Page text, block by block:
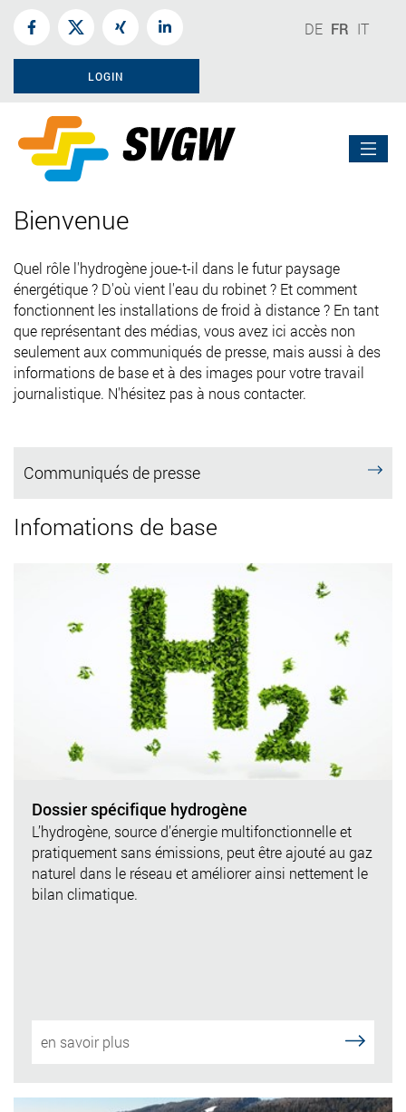
DE FR IT
LOGIN
Bienvenue
Quel rôle l'hydrogène joue-t-il dans le futur paysage
énergétique ? D'où vient l'eau du robinet ? Et comment
fonctionnent les installations de froid à distance ? En tant
que représentant des médias, vous avez ici accès non
seulement aux communiqués de presse, mais aussi à des
informations de base et à des images pour votre travail
journalistique. N'hésitez pas à nous contacter.
Communiqués de presse
Infomations de base
Dossier spécifique hydrogène
L’hydrogène, source d’énergie multifonctionnelle et
pratiquement sans émissions, peut être ajouté au gaz
naturel dans le réseau et améliorer ainsi nettement le
bilan climatique.
en savoir plus